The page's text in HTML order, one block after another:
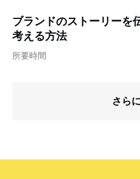
ブランドのストーリーを
考える方法
所要時間
さら